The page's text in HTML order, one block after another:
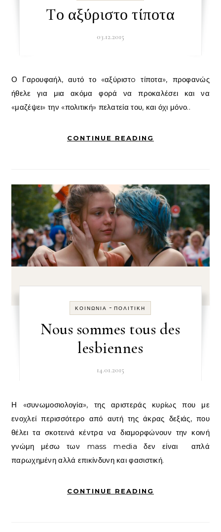
Tο αξύριστο τίποτα
03.12.2015
Ο Γαρουφαήλ, αυτό το «αξύριστo τίποτα», προφανώς
ήθελε για μια ακόμα φορά να προκαλέσει και να
«μαζέψει» την «πολιτική» πελατεία του, και όχι μόνο..
CONTINUE READING
ΚΟΙΝΩΝΊΑ -ΠΟΛΙΤΙΚΉ
Nous sommes tous des
lesbiennes
14.01.2015
Η «συνωμοσιολογία», της αριστεράς κυρίως που με
ενοχλεί περισσότερο από αυτή της άκρας δεξιάς, που
θέλει τα σκοτεινά κέντρα να διαμορφώνουν την κοινή
γνώμη μέσω των mass media δεν είναι απλά
παρωχημένη αλλά επικίνδυνη και φασιστική.
CONTINUE READING